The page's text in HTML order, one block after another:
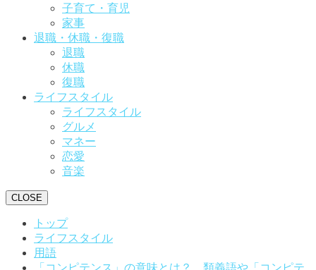
子育て・育児
家事
退職・休職・復職
退職
休職
復職
ライフスタイル
ライフスタイル
グルメ
マネー
恋愛
音楽
CLOSE
トップ
ライフスタイル
用語
「コンピテンス」の意味とは？ 類義語や「コンピテ